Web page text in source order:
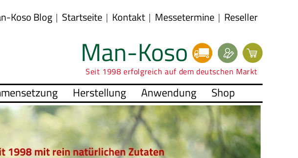
Koso Blog Startseite Kontakt Messetermine Reseller
Man-Koso
Seit 1998 erfolgreich auf dem deutschen Markt
Herstellung Anwendung Shop